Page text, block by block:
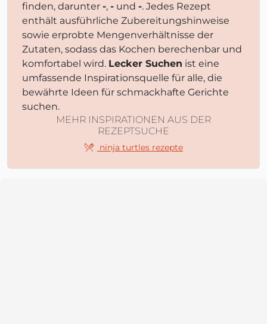
finden, darunter -, - und -. Jedes Rezept
enthält ausführliche Zubereitungshinweise
sowie erprobte Mengenverhältnisse der
Zutaten, sodass das Kochen berechenbar und
komfortabel wird. Lecker Suchen ist eine
umfassende Inspirationsquelle für alle, die
bewährte Ideen für schmackhafte Gerichte
suchen.
MEHR INSPIRATIONEN AUS DER
REZEPTSUCHE
ninja turtles rezepte